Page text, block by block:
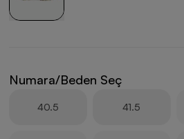
Numara/Beden Seç
40.5 41.5